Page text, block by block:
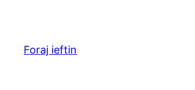
content
Foraj ieftin